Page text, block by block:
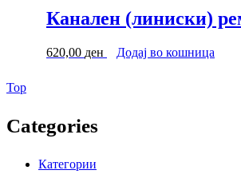
Канален (линиски)
620,00 ден Додај во кошница
TopBack
Categories
Категории